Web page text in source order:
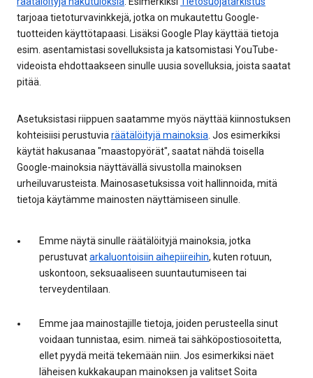
tarjoaa tietoturvavinkkejä, jotka on mukautettu Google-
tuotteiden käyttötapaasi. Lisäksi Google Play käyttää tietoja
esim. asentamistasi sovelluksista ja katsomistasi YouTube-
videoista ehdottaakseen sinulle uusia sovelluksia, joista saatat
pitää.
Asetuksistasi riippuen saatamme myös näyttää kiinnostuksen
kohteisiisi perustuvia räätälöityjä mainoksia . Jos esimerkiksi
käytät hakusanaa "maastopyörät", saatat nähdä toisella
Google-mainoksia näyttävällä sivustolla mainoksen
urheiluvarusteista. Mainosasetuksissa voit hallinnoida, mitä
tietoja käytämme mainosten näyttämiseen sinulle.
Emme näytä sinulle räätälöityjä mainoksia, jotka
perustuvatarkaluontoisiin aihepiireihin, kuten rotuun,
uskontoon, seksuaaliseen suuntautumiseen tai
terveydentilaan.
Emme jaa mainostajille tietoja, joiden perusteella sinut
voidaan tunnistaa, esim. nimeä tai sähköpostiosoitetta,
ellet pyydä meitä tekemään niin. Jos esimerkiksi näet
läheisen kukkakaupan mainoksen ja valitset Soita